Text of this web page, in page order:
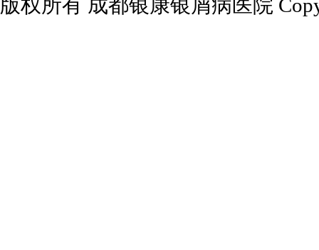
版权所有 成都银康银屑病医院